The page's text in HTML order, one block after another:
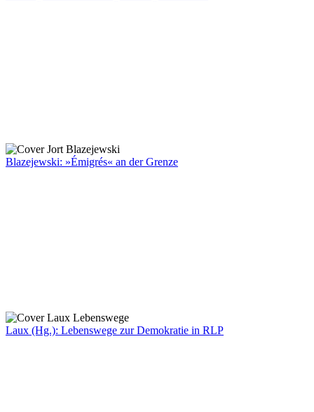
Blazejewski: »Émigrés« an der Grenze
Laux (Hg.): Lebenswege zur Demokratie in RLP